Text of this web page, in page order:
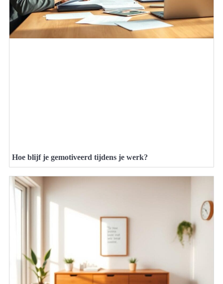
Hoe blijf je gemotiveerd tijdens je werk?